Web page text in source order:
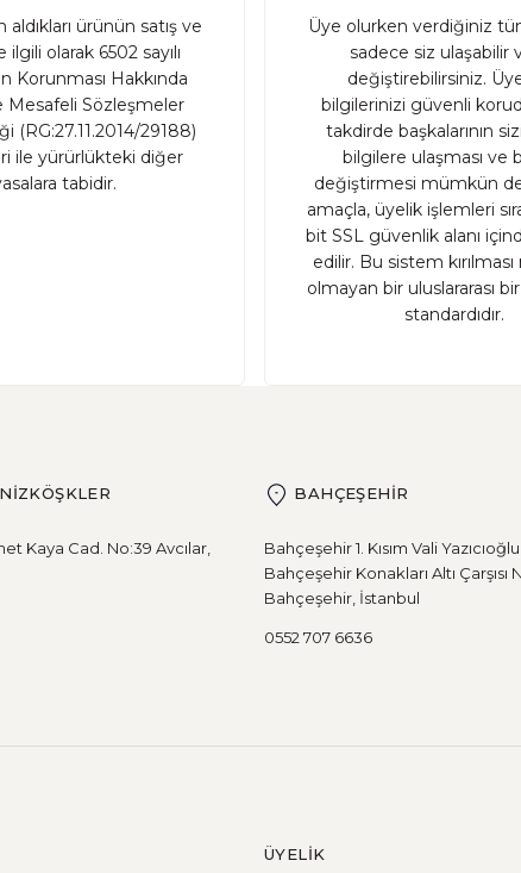
aldıkları ürünün satış ve
olarak 6502 sayılı
Korunması Hakkında
Mesafeli Sözleşmeler
(RG:27.11.2014/29188)
ile yürürlükteki diğer
tabidir.
Üye olurken verdiğiniz
sadece siz ulaşabilir
değiştirebilirsiniz.
bilgilerinizi güvenli
takdirde başkalarının
bilgilere ulaşması ve
değiştirmesi mümkün
amaçla, üyelik işlemleri
bit SSL güvenlik alanı
edilir. Bu sistem
olmayan bir uluslararası
standardıdır.
Kaya Cad. No:39 Avcılar,
BAHÇEŞEHİR
Bahçeşehir 1. Kısım Vali
Bahçeşehir Konakları Altı Çarşısı
Bahçeşehir, İstanbul
0552 707 6636
ÜYELİK